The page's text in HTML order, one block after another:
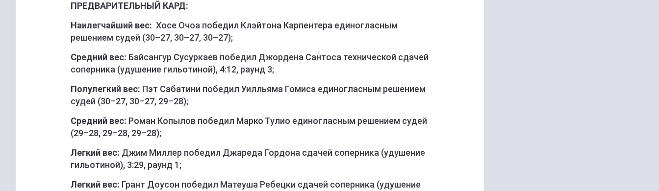
ПРЕДВАРИТЕЛЬНЫЙ КАРД:
Наилегчайший вес: Хосе Очоа победил Клэйтона Карпентера единогласным
решением судей (30–27, 30–27, 30–27);
Средний вес: Байсангур Сусуркаев победил Джордена Сантоса технической сдачей
соперника (удушение гильотиной), 4:12, раунд 3;
Полулегкий вес: Пэт Сабатини победил Уилльяма Гомиса единогласным решением
судей (30–27, 30–27, 29–28);
Средний вес: Роман Копылов победил Марко Тулио единогласным решением судей
(29–28, 29–28, 29–28);
Легкий вес: Джим Миллер победил Джареда Гордона сдачей соперника (удушение
гильотиной), 3:29, раунд 1;
Легкий вес: Грант Доусон победил Матеуша Ребецки сдачей соперника (удушение